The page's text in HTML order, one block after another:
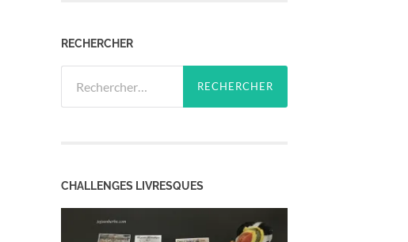
RECHERCHER
CHALLENGES LIVRESQUES